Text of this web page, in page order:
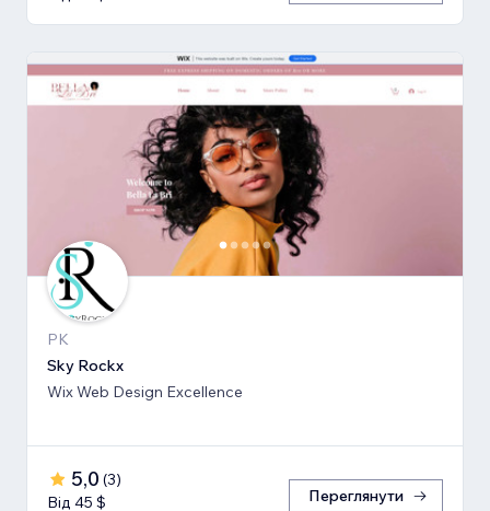
PK
Sky Rockx
Wix Web Design Excellence
5,0 (3)
Від 45 $
Переглянути